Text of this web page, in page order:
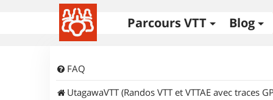
Parcours VTT Blog
FAQ
UtagawaVTT (Randos VTT et VTTAE avec traces